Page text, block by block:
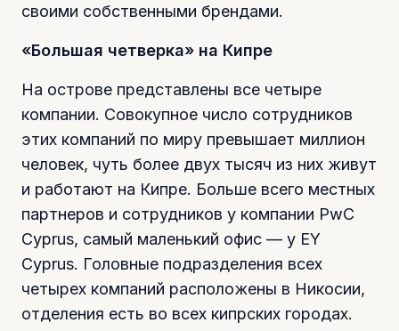
своими собственными брендами.
«Большая четверка» на Кипре
На острове представлены все четыре
компании. Совокупное число сотрудников
этих компаний по миру превышает миллион
человек, чуть более двух тысяч из них живут
и работают на Кипре. Больше всего местных
партнеров и сотрудников у компании PwC
Cyprus, самый маленький офис — у ΕΥ
Cyprus. Головные подразделения всех
четырех компаний расположены в Никосии,
отделения есть во всех кипрских городах.